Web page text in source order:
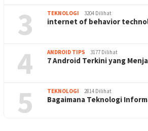
3 TEKNOLOGI 3204 Dilihat
internet of behavior
4 ANDROID TIPS 3177 Dilihat
7 Android Terkini yang
5 TEKNOLOGI 2814 Dilihat
Bagaimana Teknologi